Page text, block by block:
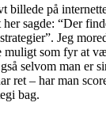
billede på
sagde: “Der
Jeg
muligt som fyr at
selvom man er
ret – har man
bag.